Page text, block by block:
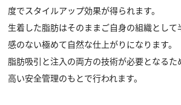
度でスタイルアップ効果が得られます。
生着した脂肪はそのままご自身の組織として
感のない極めて自然な仕上がりになります。
脂肪吸引と注入の両方の技術が必要となるた
高い安全管理のもとで行われます。